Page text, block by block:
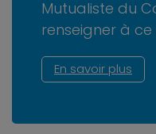
Mutualiste du
renseigner à ce
En savoir plus